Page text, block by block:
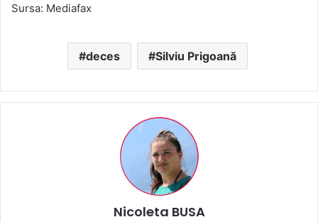
Sursa: Mediafax
deces Silviu Prigoană
Nicoleta BUSA